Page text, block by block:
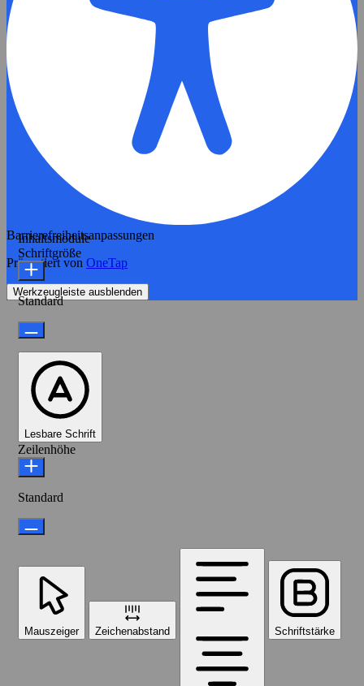
Barrierefreiheitsanpassungen
Präsentiert von OneTap
Werkzeugleiste ausblenden
Inhaltsmodule
Schriftgröße
Standard
Lesbare Schrift
Zeilenhöhe
Standard
Mauszeiger Zeichenabstand Schriftstärke